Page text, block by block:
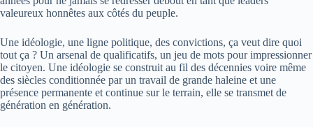
valeureux honnêtes aux côtés du peuple.
Une idéologie, une ligne politique, des convictions, ça veut dire quoi
tout ça ? Un arsenal de qualificatifs, un jeu de mots pour impressionner
le citoyen. Une idéologie se construit au fil des décennies voire même
des siècles conditionnée par un travail de grande haleine et une
présence permanente et continue sur le terrain, elle se transmet de
génération en génération.